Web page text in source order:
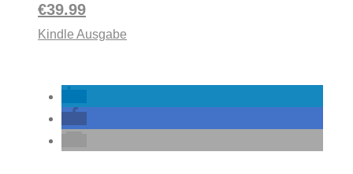
€39.99
Kindle Ausgabe